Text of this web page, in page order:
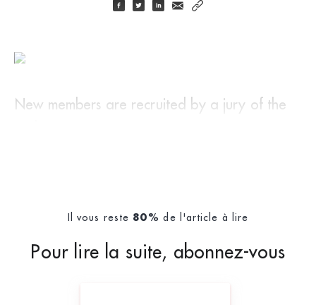
New members are recruited by a jury of the
Il vous reste 80% de l'article à lire
Pour lire la suite, abonnez-vous